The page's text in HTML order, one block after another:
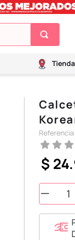
Referencia:
$ 24.